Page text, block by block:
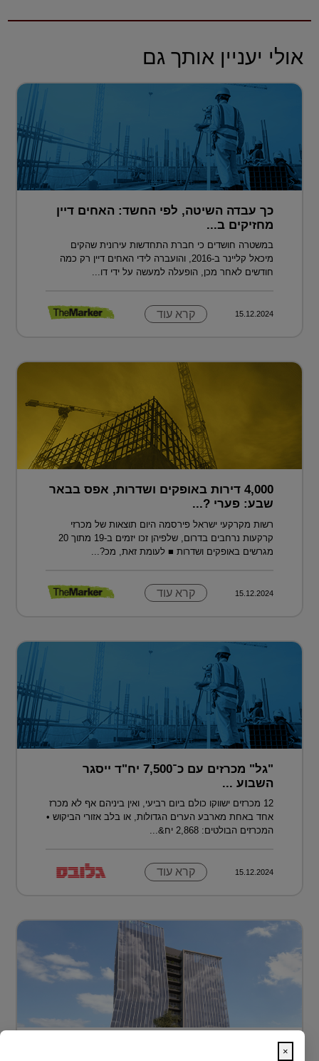
אולי יעניין אותך גם
כך עבדה השיטה, לפי החשד: האחים דיין
מחזיקים ב...
במשטרה חושדים כי חברת התחדשות עירונית שהקים
מיכאל קליינר ב-2016, והועברה לידי האחים דיין רק כמה
חודשים לאחר מכן, הופעלה למעשה על ידי דו...
15.12.2024 קרא עוד
4,000 דירות באופקים ושדרות, אפס בבאר
שבע: פערי ?...
רשות מקרקעי ישראל פירסמה היום תוצאות של מכרזי
קרקעות נרחבים בדרום, שלפיהן זכו יזמים ב-19 מתוך 20
מגרשים באופקים ושדרות ■ לעומת זאת, מכ?...
15.12.2024 קרא עוד
"גל" מכרזים עם כ־7,500 יח"ד ייסגר
השבוע ...
12 מכרזים ישווקו כולם ביום רביעי, ואין ביניהם אף לא מכרז
אחד באחת מארבע הערים הגדולות, או בלב אזורי הביקוש •
המכרזים הבולטים: 2,868 יח&...
15.12.2024 קרא עוד
×